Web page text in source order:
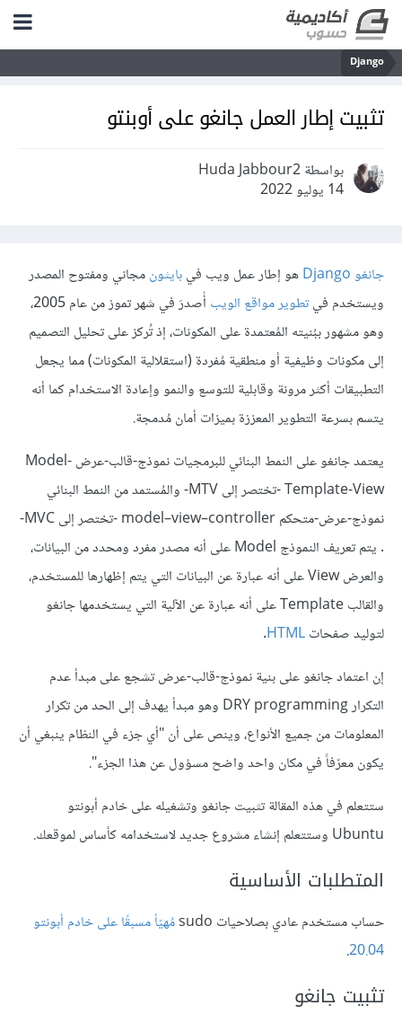
Django
تثبيت إطار العمل جانغو على أوبنتو
بواسطة Huda Jabbour2
14 يوليو 2022
جانغو Django هو إطار عمل ويب فيبايثونمجاني ومفتوح المصدر
ويستخدم فيتطوير مواقع الويب
أُصدرَ في شهر تموز من عام 2005،
وهو مشهور ببُنيته المُعتمدة على المكونات، إذ تُركز على تحليل التصميم
إلى مكونات وظيفية أو منطقية مُفردة (استقلالية المكونات) مما يجعل
التطبيقات أكثر مرونة وقابلية للتوسع والنمو وإعادة الاستخدام كما أنه
يتسم بسرعة التطوير المعززة بميزات أمان مُدمجة.
يعتمد جانغو على النمط البنائي للبرمجيات نموذج-قالب-عرض Model-
Template-View -تختصر إلى MTV- والمُستمد من النمط البنائي
نموذج-عرض-متحكم model–view–controller -تختصر إلى MVC-
. يتم تعريف النموذج Model على أنه مصدر مفرد ومحدد من البيانات،
والعرض View على أنه عبارة عن البيانات التي يتم إظهارها للمستخدم،
والقالب Template على أنه عبارة عن الآلية التي يستخدمها جانغو
لتوليد صفحاتHTML
.
إن اعتماد جانغو على بنية نموذج-قالب-عرض تشجع على مبدأ عدم
التكرار DRY programming وهو مبدأ يهدف إلى الحد من تكرار
المعلومات من جميع الأنواع، وينص على أن "أي جزء في النظام ينبغي أن
يكون معرّفاً في مكان واحد واضح مسؤول عن هذا الجزء".
ستتعلم في هذه المقالة تثبيت جانغو وتشغيله على خادم أبونتو
Ubuntu وستتعلم إنشاء مشروع جديد لاستخدامه كأساس لموقعك.
المتطلبات الأساسية
حساب مستخدم عادي بصلاحيات sudo
مُهيّأ مسبقًا على خادم أبونتو
20.04
.
تثبيت جانغو